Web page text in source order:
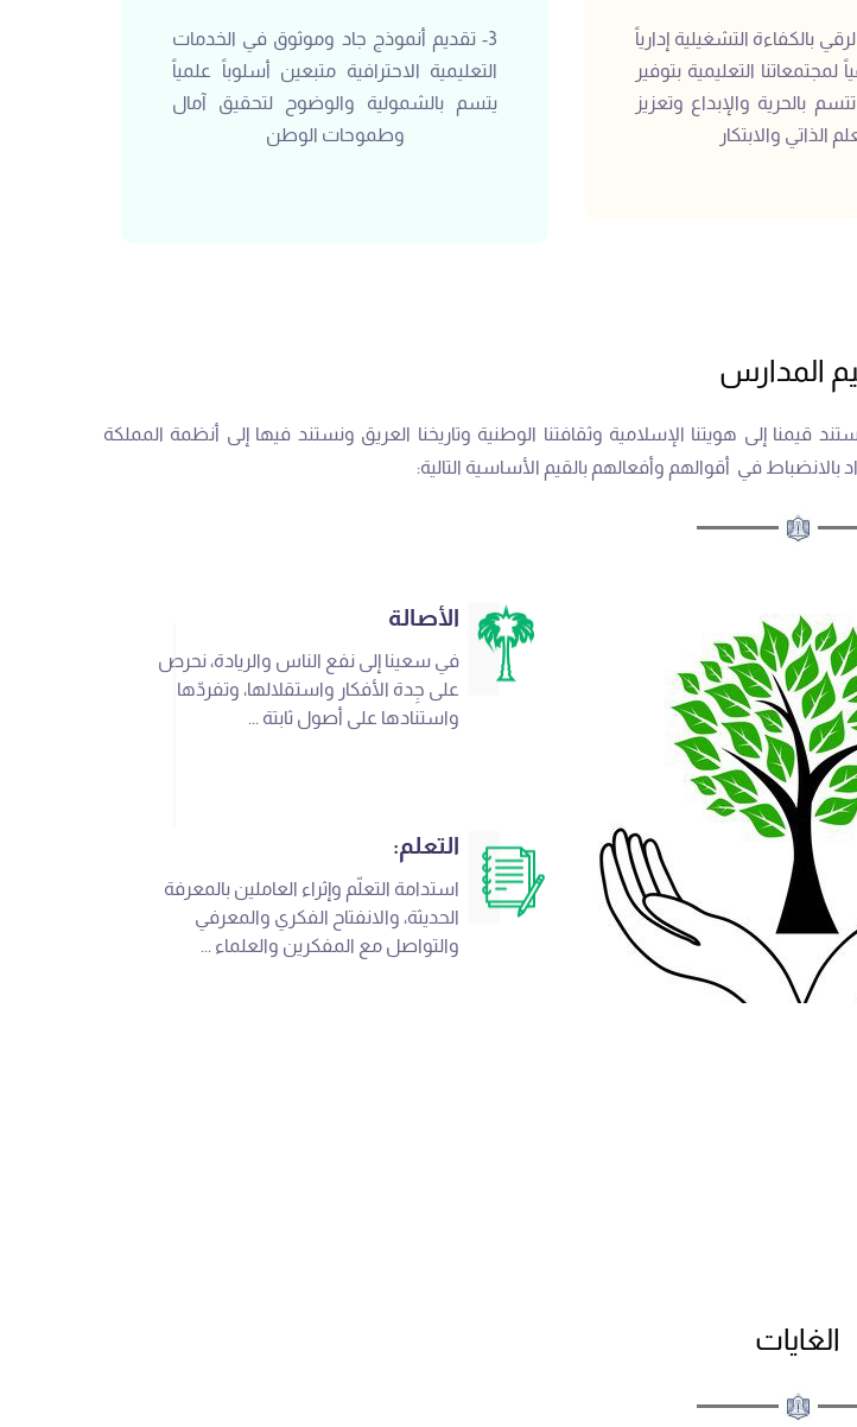
بالكفاءة التشغيلية إدارياً
لمجتمعاتنا التعليمية بتوفير
بالحرية والإبداع وتعزيز
الذاتي والابتكار
3- تقديم أنموذج جاد وموثوق في الخدمات
التعليمية الاحترافية متبعين أسلوباً علمياً
يتسم بالشمولية والوضوح لتحقيق آمال
وطموحات الوطن
المدارس
إلى هويتنا الإسلامية وثقافتنا الوطنية وتاريخنا العريق ونستند فيها إلى أنظمة المملكة
في أقوالهم وأفعالهم بالقيم الأساسية التالية:
الأصالة
في سعينا إلى نفع الناس والريادة، نحرص
على جِدة الأفكار واستقلالها، وتفردّها
واستنادها على أصول ثابتة ...
التعلم:
استدامة التعلّم وإثراء العاملين بالمعرفة
الحديثة، والانفتاح الفكري والمعرفي
والتواصل مع المفكرين والعلماء ...
الغايات